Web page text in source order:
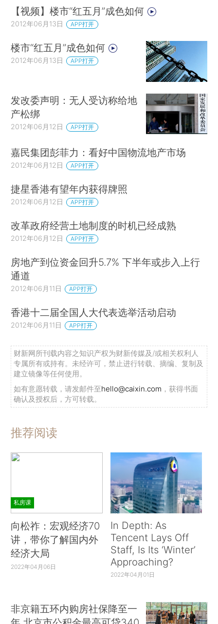
【视频】楼市“红五月”成色如何
2012年06月13日 APP打开
楼市“红五月”成色如何
2012年06月13日 APP打开
发改委声明：无人受访称给地
产松绑
2012年06月12日 APP打开
嘉民集团彭菲力：看好中国物流地产市场
2012年06月12日 APP打开
捷星香港有望年内获得牌照
2012年06月12日 APP打开
改革政府经营土地制度的时机已经成熟
2012年06月12日 APP打开
房地产到位资金回升5.7% 下半年或步入上行
通道
2012年06月11日 APP打开
香港十二届全国人大代表选举活动启动
2012年06月11日 APP打开
财新网所刊载内容之知识产权为财新传媒及/或相关权利人
专属所有或持有。未经许可，禁止进行转载、摘编、复制及
建立镜像等任何使用。
如有意愿转载，请发邮件至hello@caixin.com ，获得书面
确认及授权后，方可转载。
推荐阅读
私房课
向松祚：宏观经济70
讲，带你了解国内外
经济大局
2022年04月06日
In Depth: As
Tencent Lays Off
Staff, Is Its ‘Winter’
Approaching?
2022年04月01日
非京籍五环内购房社保降至一